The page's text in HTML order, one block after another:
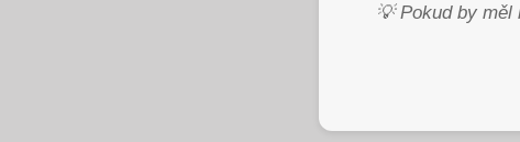
💡 Pokud by